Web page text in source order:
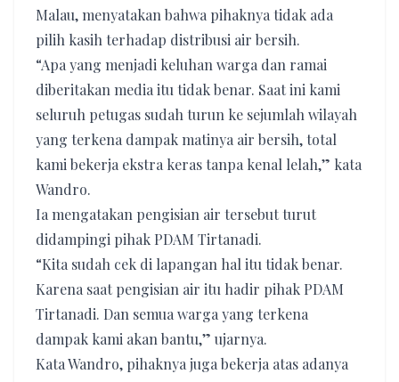
Malau, menyatakan bahwa pihaknya tidak ada
pilih kasih terhadap distribusi air bersih.
“Apa yang menjadi keluhan warga dan ramai
diberitakan media itu tidak benar. Saat ini kami
seluruh petugas sudah turun ke sejumlah wilayah
yang terkena dampak matinya air bersih, total
kami bekerja ekstra keras tanpa kenal lelah,” kata
Wandro.
Ia mengatakan pengisian air tersebut turut
didampingi pihak PDAM Tirtanadi.
“Kita sudah cek di lapangan hal itu tidak benar.
Karena saat pengisian air itu hadir pihak PDAM
Tirtanadi. Dan semua warga yang terkena
dampak kami akan bantu,” ujarnya.
Kata Wandro, pihaknya juga bekerja atas adanya